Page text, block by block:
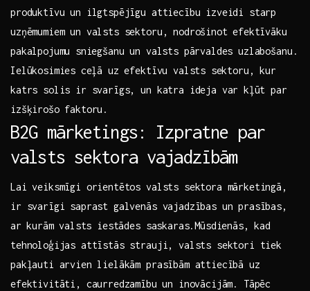
produktīvu un ilgtspējīgu attiecību izveidi starp
uzņēmumiem un‍ valsts sektoru, nodrošinot⁣ efektīvāku
pakalpojumu⁣ sniegšanu un valsts pārvaldes uzlabošanu.
Ielūkosimies ⁢ceļā uz efektīvu valsts⁢ sektoru, kur
katrs‌ solis ir svarīgs, un katra ​ideja var ⁣kļūt par⁤
izšķirošo faktoru.
B2G mārketings: Izpratne par
valsts sektora vajadzībām
Lai veiksmīgi‍ orientētos valsts sektora mārketingā,
ir svarīgi saprast galvenās vajadzības un prasības,‍
ar ⁢kurām⁢ valsts iestādes‌ saskaras.Mūsdienās, kad‍
tehnoloģijas attīstās strauji, valsts ‍sektori tiek
pakļauti‍ arvien lielākām prasībām attiecībā uz
efektivitāti, caurredzamību ⁣un inovācijām. Tāpēc